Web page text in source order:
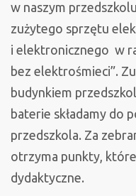
w naszym
zużytego sprzętu
i elektronicznego w
bez elektrośmieci”.
budynkiem
baterie składamy do
przedszkola. Za
otrzyma punkty,
dydaktyczne.